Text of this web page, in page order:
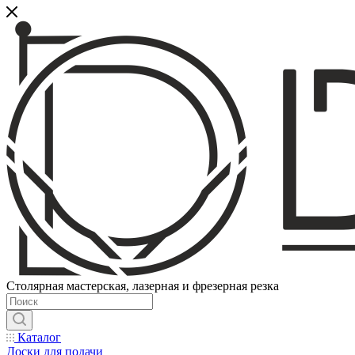
Столярная мастерская, лазерная и фрезерная резка
Каталог
Доски для подачи